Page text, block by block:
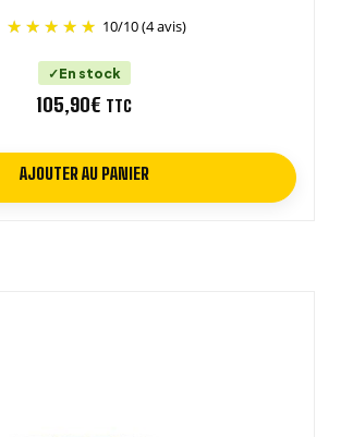
10/10(4 avis)
En stock
105,90€ TTC
AJOUTER AU PANIER